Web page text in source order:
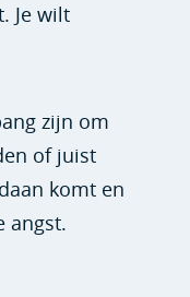
Je wilt
zijn om
of juist
komt en
angst.